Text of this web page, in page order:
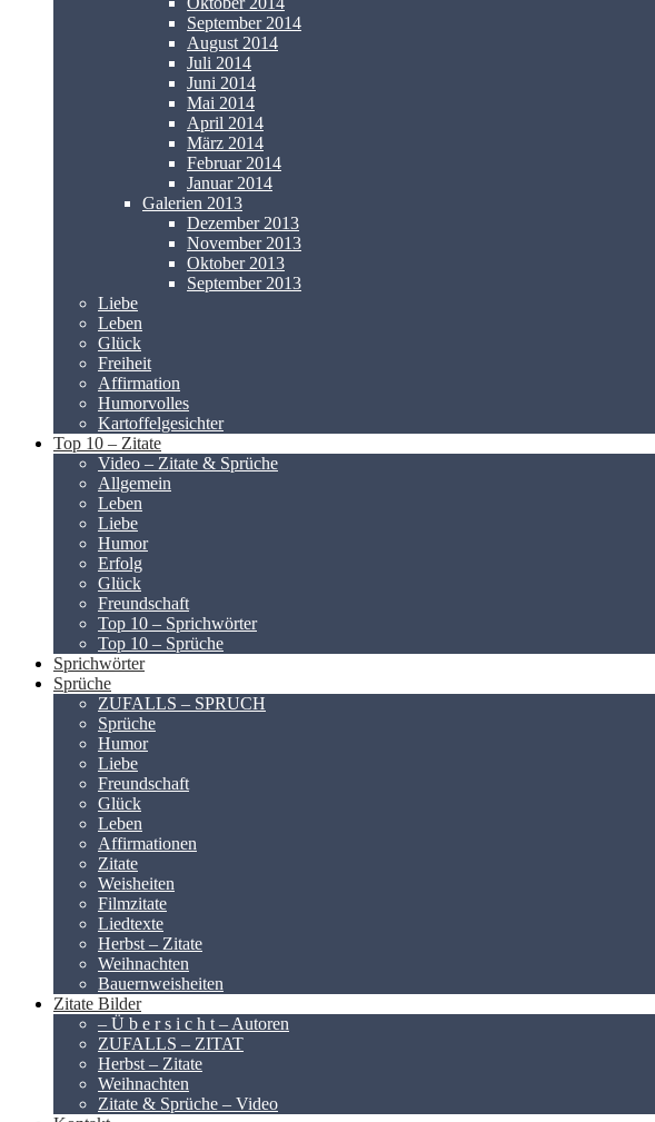
September 2014
August 2014
Juli 2014
Juni 2014
Mai 2014
April 2014
März 2014
Februar 2014
Januar 2014
Galerien 2013
Dezember 2013
November 2013
Oktober 2013
September 2013
Liebe
Leben
Glück
Freiheit
Affirmation
Humorvolles
Kartoffelgesichter
Top 10 – Zitate
Video – Zitate & Sprüche
Allgemein
Leben
Liebe
Humor
Erfolg
Glück
Freundschaft
Top 10 – Sprichwörter
Top 10 – Sprüche
Sprichwörter
Sprüche
ZUFALLS – SPRUCH
Sprüche
Humor
Liebe
Freundschaft
Glück
Leben
Affirmationen
Zitate
Weisheiten
Filmzitate
Liedtexte
Herbst – Zitate
Weihnachten
Bauernweisheiten
Zitate Bilder
– Ü b e r s i c h t – Autoren
ZUFALLS – ZITAT
Herbst – Zitate
Weihnachten
Zitate & Sprüche – Video